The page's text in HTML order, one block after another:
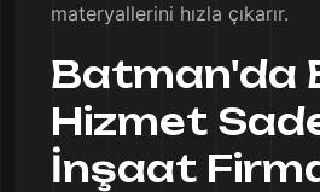
materyallerini hızla çıkarır.
Batman'da
Hizmet
İnşaat